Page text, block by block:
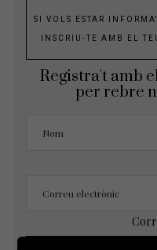
SI VOLS ESTAR
INSCRIU-TE AMB EL
Registra't amb
per rebre